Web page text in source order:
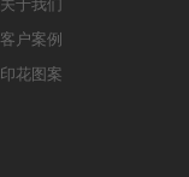
关于我们
客户案例
印花图案